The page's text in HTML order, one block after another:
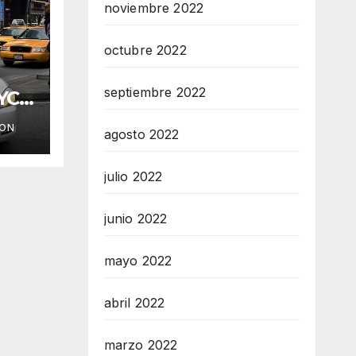
noviembre 2022
octubre 2022
septiembre 2022
agosto 2022
julio 2022
junio 2022
mayo 2022
abril 2022
marzo 2022